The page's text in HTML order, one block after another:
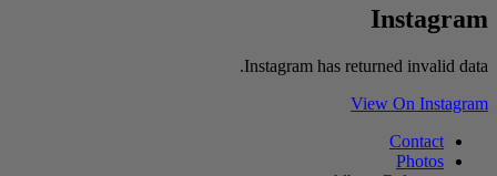
Instagram
Instagram has returned invalid data.
View On Instagram
Contact
Photos